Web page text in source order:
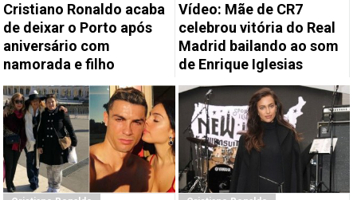
Cristiano Ronaldo acaba
de deixar o Porto após
aniversário com
namorada e filho
Vídeo: Mãe de CR7
celebrou vitória do Real
Madrid bailando ao som
de Enrique Iglesias